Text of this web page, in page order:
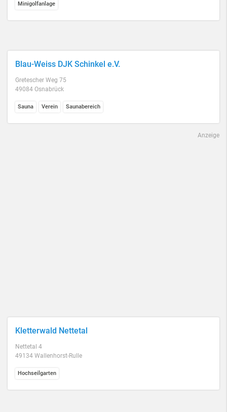
Minigolfanlage
Blau-Weiss DJK Schinkel e.V.
Gretescher Weg 75
49084 Osnabrück
Sauna Verein Saunabereich
Anzeige
Kletterwald Nettetal
Nettetal 4
49134 Wallenhorst-Rulle
Hochseilgarten